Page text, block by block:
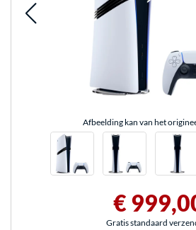
Afbeelding kan van het
€
Gratis standaard